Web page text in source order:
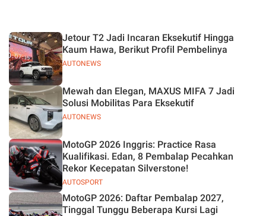
Silverstone!
AUTONEWS
Jetour T2 Jadi Incaran Eksekutif Hingga
Kaum Hawa, Berikut Profil Pembelinya
AUTONEWS
Mewah dan Elegan, MAXUS MIFA 7 Jadi
Solusi Mobilitas Para Eksekutif
AUTOSPORT
MotoGP 2026 Inggris: Practice Rasa
Kualifikasi. Edan, 8 Pembalap Pecahkan
Rekor Kecepatan Silverstone!
MotoGP 2026: Daftar Pembalap 2027,
Tinggal Tunggu Beberapa Kursi Lagi